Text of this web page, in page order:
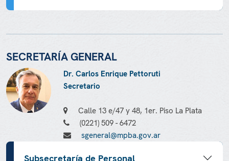
SECRETARÍA GENERAL
Dr. Carlos Enrique Pettoruti
Secretario
Calle 13 e/47 y 48, 1er. Piso La Plata
(0221) 509 - 6472
sgeneral@mpba.gov.ar
Subsecretaría de Personal